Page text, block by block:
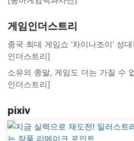
게임인더스트리
중국 최대 게임쇼 ‘차이나조이’ 성
인더스트리]
소유의 종말, 게임도 더는 가질 수
인더스트리]
pixiv